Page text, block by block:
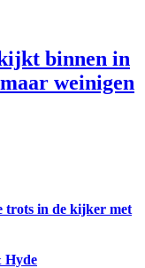
binnen in
weinigen
trots in de kijker met
Hyde